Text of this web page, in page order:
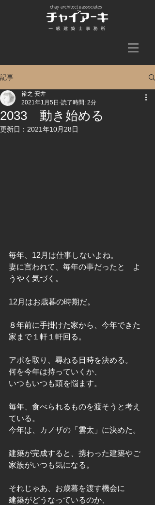
記事
2033 動き始める
裕之 安井
2021年1月5日 読了時間: 2分
更新日： 2021年10月28日
毎年、12月は仕事しないよね。
妻に言われて、毎年の事だったと　よ
うやく気づく。
12月はお歳暮の時期だ。
８年前に手掛けた家から、今年できた
家まで１軒１軒回る。
アポを取り、尋ねる日時を決める。
何を今年は持っていくか、
いつもいつも頭を悩ます。
毎年、食べられるものを渡そうと考え
ている。
今年は、カノザの「雲太」に決めた。
建築が完成すると、携わった建築やご
家族がいつも気になる。
それじゃあ、お歳暮を渡す機会に
建築がどうなっているのか、